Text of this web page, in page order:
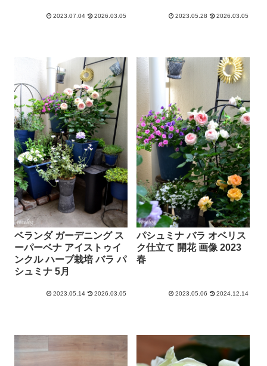
2023.07.04 2026.03.05 2023.05.28 2026.03.05
ベランダ ガーデニング ス
ーパーベナ アイストゥイ
ンクル ハーブ栽培 バラ パ
シュミナ 5月
2023.05.14 2026.03.05
パシュミナ バラ オベリス
ク仕立て 開花 画像 2023
春
2023.05.06 2024.12.14